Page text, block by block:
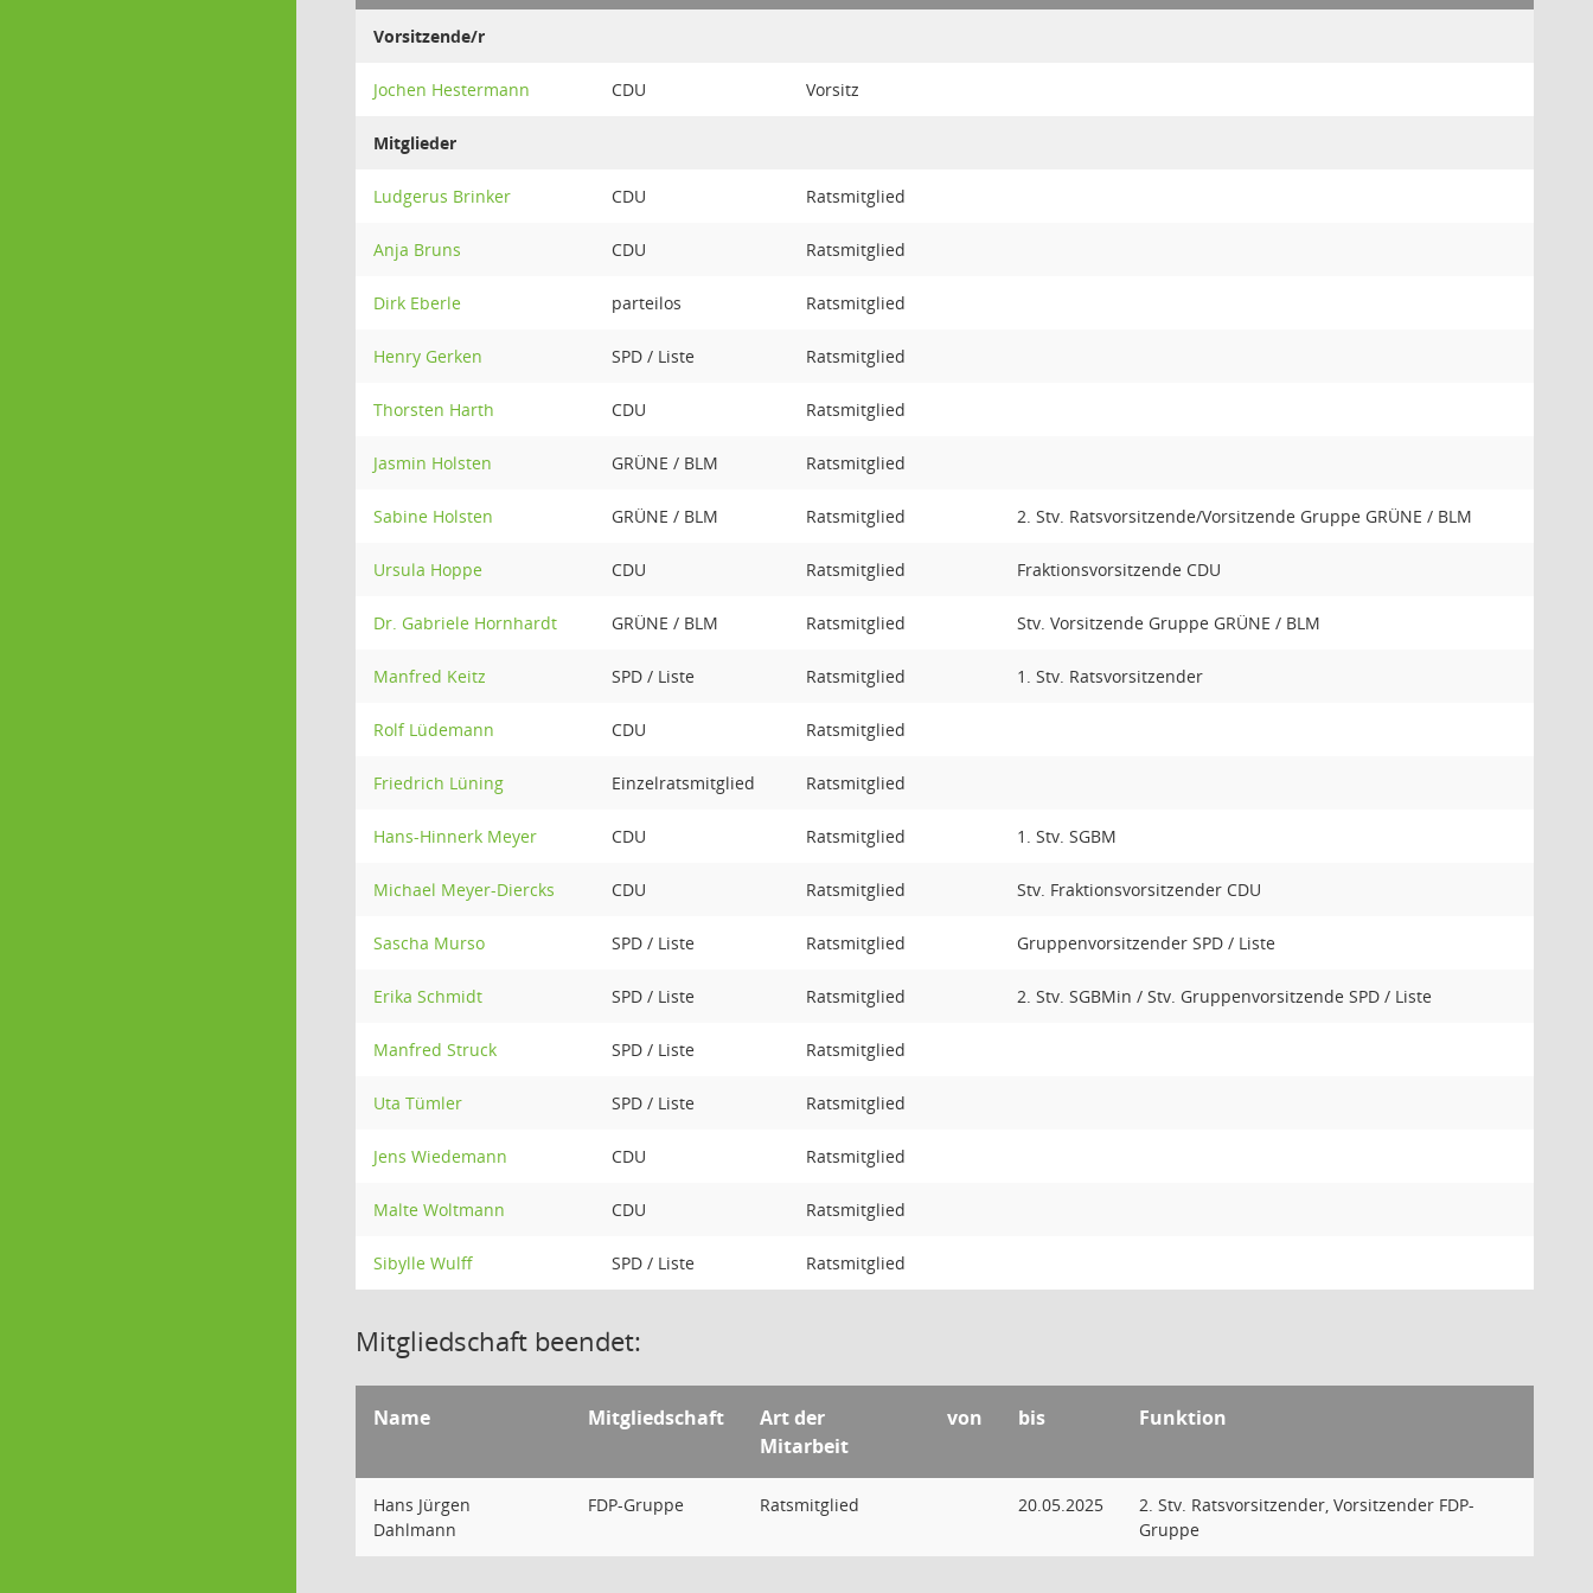
Vorsitzende/r
Jochen Hestermann CDU Vorsitz
Mitglieder
Ludgerus Brinker CDU Ratsmitglied
Anja Bruns CDU Ratsmitglied
Dirk Eberle parteilos Ratsmitglied
Henry Gerken SPD / Liste Ratsmitglied
Thorsten Harth CDU Ratsmitglied
Jasmin Holsten GRÜNE / BLM Ratsmitglied
Sabine Holsten GRÜNE / BLM Ratsmitglied 2. Stv. Ratsvorsitzende/Vorsitzende Gruppe GRÜNE / BLM
Ursula Hoppe CDU Ratsmitglied Fraktionsvorsitzende CDU
Dr. Gabriele Hornhardt GRÜNE / BLM Ratsmitglied Stv. Vorsitzende Gruppe GRÜNE / BLM
Manfred Keitz SPD / Liste Ratsmitglied 1. Stv. Ratsvorsitzender
Rolf Lüdemann CDU Ratsmitglied
Friedrich Lüning Einzelratsmitglied Ratsmitglied
Hans-Hinnerk Meyer CDU Ratsmitglied 1. Stv. SGBM
Michael Meyer-Diercks CDU Ratsmitglied Stv. Fraktionsvorsitzender CDU
Sascha Murso SPD / Liste Ratsmitglied Gruppenvorsitzender SPD / Liste
Erika Schmidt SPD / Liste Ratsmitglied 2. Stv. SGBMin / Stv. Gruppenvorsitzende SPD / Liste
Manfred Struck SPD / Liste Ratsmitglied
Uta Tümler SPD / Liste Ratsmitglied
Jens Wiedemann CDU Ratsmitglied
Malte Woltmann CDU Ratsmitglied
Sibylle Wulff SPD / Liste Ratsmitglied
Mitgliedschaft beendet:
Name Mitgliedschaft
Art der
Mitarbeit
von bis Funktion
Hans Jürgen
Dahlmann
FDP-Gruppe Ratsmitglied 20.05.2025
2. Stv. Ratsvorsitzender, Vorsitzender FDP-
Gruppe